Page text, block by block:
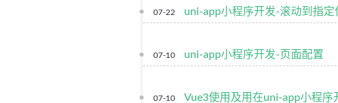
07-22 uni-app小程序开发-滚动到指定
07-10 uni-app小程序开发-页面配置
07-10 Vue3使用及用在uni-app小程序